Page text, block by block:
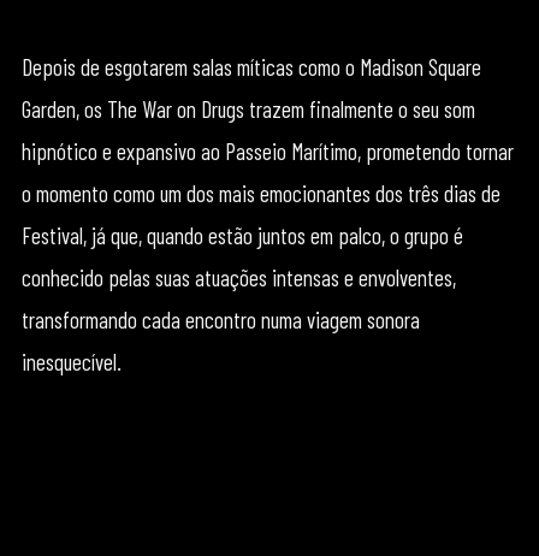
Depois de esgotarem salas míticas como o Madison Square
Garden, os The War on Drugs trazem finalmente o seu som
hipnótico e expansivo ao Passeio Marítimo, prometendo tornar
o momento como um dos mais emocionantes dos três dias de
Festival, já que, quando estão juntos em palco, o grupo é
conhecido pelas suas atuações intensas e envolventes,
transformando cada encontro numa viagem sonora
inesquecível.